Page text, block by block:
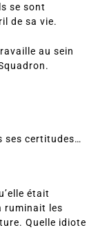
se sont
de sa vie.
au sein
ses certitudes…
était
ruminait les
Quelle idiote